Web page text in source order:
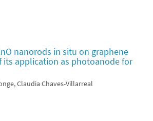
nanorods in situ on graphene
its application as photoanode for
Claudia Chaves-Villarreal